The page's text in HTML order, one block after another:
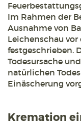
Im Rahmen der
Ausnahme von
Leichenschau
festgeschrieben.
Todesursache
natürlichen
Einäscherung
Kremation